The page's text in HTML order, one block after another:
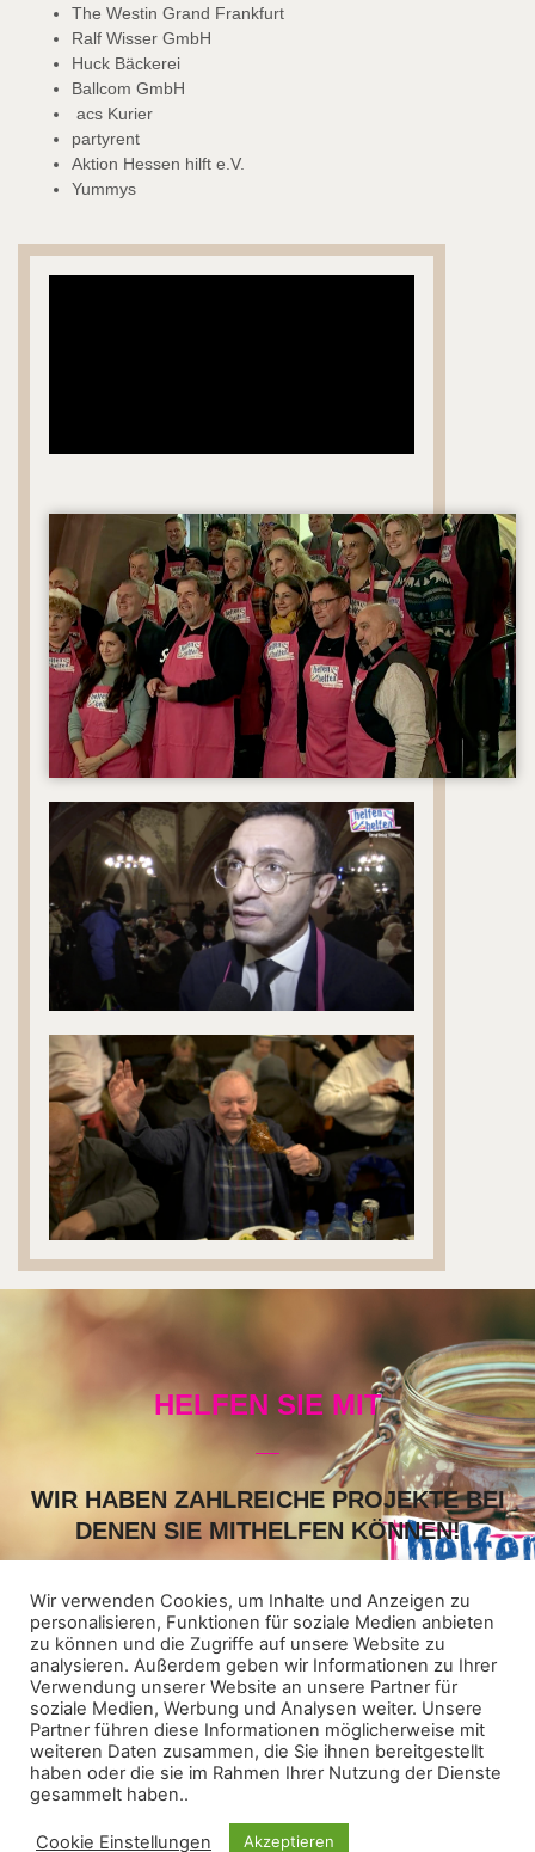
The Westin Grand Frankfurt
Ralf Wisser GmbH
Huck Bäckerei
Ballcom GmbH
acs Kurier
partyrent
Aktion Hessen hilft e.V.
Yummys
HELFEN SIE MIT
WIR HABEN ZAHLREICHE PROJEKTE BEI
DENEN SIE MITHELFEN KÖNNEN!
dabei, an dem Sie Zeit und Lust haben mitzuwirken. Einfach
anklicken und eintragen.
ICH WILL HELFEN
Wir verwenden Cookies, um Inhalte und Anzeigen zu
personalisieren, Funktionen für soziale Medien anbieten
zu können und die Zugriffe auf unsere Website zu
analysieren. Außerdem geben wir Informationen zu Ihrer
Verwendung unserer Website an unsere Partner für
soziale Medien, Werbung und Analysen weiter. Unsere
Partner führen diese Informationen möglicherweise mit
weiteren Daten zusammen, die Sie ihnen bereitgestellt
haben oder die sie im Rahmen Ihrer Nutzung der Dienste
gesammelt haben..
Cookie Einstellungen Akzeptieren